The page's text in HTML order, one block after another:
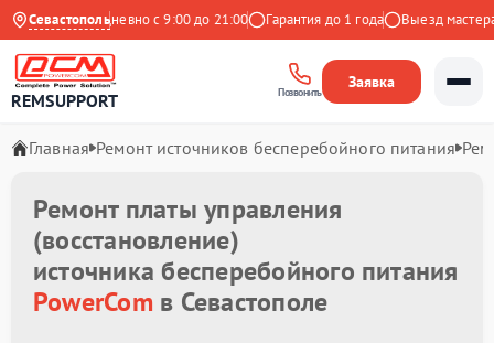
Севастополь
Ежедневно с 9:00 до 21:00 Гарантия до 1 года Выезд мастера
REMSUPPORT Позвонить
Заявка
Главная Ремонт источников бесперебойного питания
Ремонт платы управления
(восстановление)
источника бесперебойного питания
PowerComв Севастополе